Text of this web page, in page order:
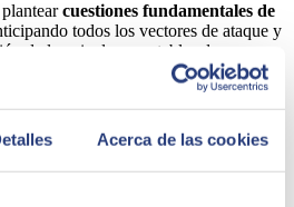
Acerca de las cookies
cuestiones fundamentales de
todos los vectores de ataque y
de los niveles aceptables de
de un proyecto ayuda a un
asociados a problemas de
durante el desarrollo y aplicar
y privacidad a lo largo de todo el